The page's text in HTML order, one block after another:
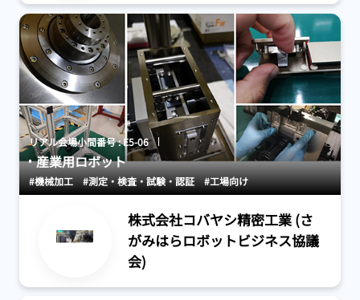
リアル会場小間番号 : E5-06
産業用ロボット
#機械加工 #測定・検査・試験・認証 #工場向け
株式会社コバヤシ精密工業 (さ
がみはらロボットビジネス協議
会)